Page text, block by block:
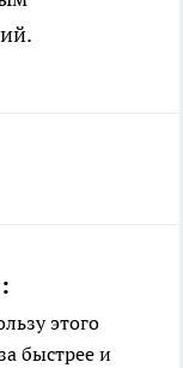
этого
быстрее и